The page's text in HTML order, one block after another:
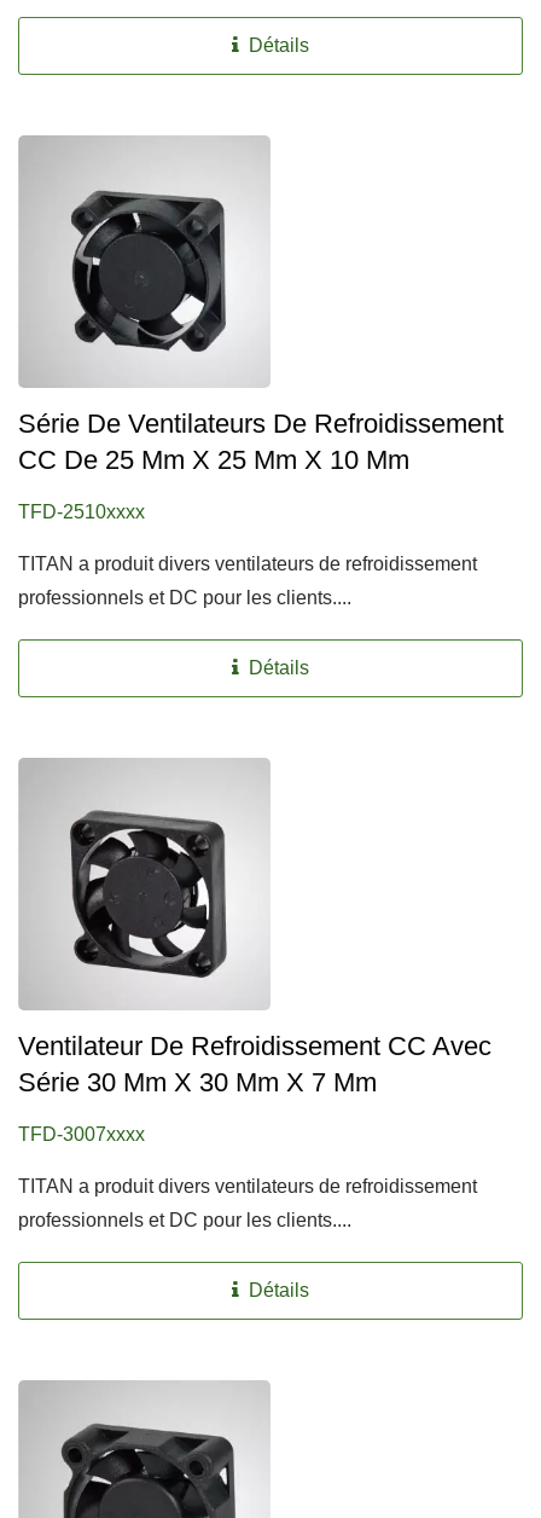
Détails
Série De Ventilateurs De Refroidissement
CC De 25 Mm X 25 Mm X 10 Mm
TFD-2510xxxx
TITAN a produit divers ventilateurs de refroidissement
professionnels et DC pour les clients....
Détails
Ventilateur De Refroidissement CC Avec
Série 30 Mm X 30 Mm X 7 Mm
TFD-3007xxxx
TITAN a produit divers ventilateurs de refroidissement
professionnels et DC pour les clients....
Détails